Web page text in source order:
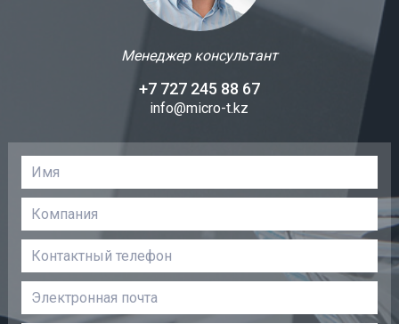
Менеджер консультант
+7 727 245 88 67
info@micro-t.kz